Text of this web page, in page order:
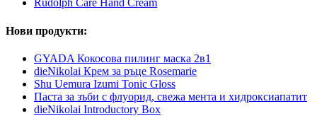
Rudolph Care Hand Cream
Нови продукти:
GYADA Кокосова пилинг маска 2в1
dieNikolai Крем за ръце Rosemarie
Shu Uemura Izumi Tonic Gloss
Паста за зъби с флуорид, свежа мента и хидроксиапатит
dieNikolai Introductory Box